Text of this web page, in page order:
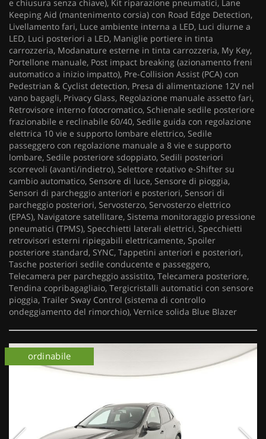
e chiusura senza chiave), Kit riparazione pneumatici, Lane
Keeping Aid (mantenimento corsia) con Road Edge Detection,
Livellamento fari, Luce ambiente interna a LED, Luci diurne a
LED, Luci posteriori a LED, Maniglie portiere in tinta
carrozzeria, Modanature esterne in tinta carrozzeria, My Key,
Portellone manuale, Post impact breaking (azionamento freni
automatico a inizio impatto), Pre-Collision Assist (PCA) con
Pedestrian & Cyclist detection, Presa di alimentazione 12V nel
vano bagagli, Privacy Glass, Regolazione manuale assetto fari,
Retrovisore interno fotocromatico, Schienale sedile posteriore
frazionabile e reclinabile 60/40, Sedile guida con regolazione
elettrica 10 vie e supporto lombare elettrico, Sedile
passeggero con regolazione manuale a 8 vie e supporto
lombare, Sedile posteriore sdoppiato, Sedili posteriori
scorrevoli (avanti/indietro), Selettore rotativo e-Shifter su
cambio automatico, Sensore di luce, Sensore di pioggia,
Sensori di parcheggio anteriori e posteriori, Sensori di
parcheggio posteriori, Servosterzo, Servosterzo elettrico
(EPAS), Navigatore satellitare, Sistema monitoraggio pressione
pneumatici (TPMS), Specchietti laterali elettrici, Specchietti
retrovisori esterni ripiegabili elettricamente, Spoiler
posteriore standard, SYNC, Tappetini anteriori e posteriori,
Tasche posteriori sedile conducente e passeggero,
Telecamera per parcheggio assistito, Telecamera posteriore,
Tendina copribagagliaio, Tergicristalli automatici con sensore
pioggia, Trailer Sway Control (sistema di controllo
ondeggiamento del rimorchio), Vernice solida Blue Blazer
ordinabile